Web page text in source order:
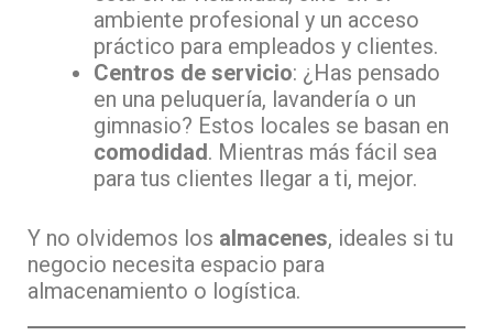
ambiente profesional y un acceso
práctico para empleados y clientes.
Centros de servicio: ¿Has pensado
en una peluquería, lavandería o un
gimnasio? Estos locales se basan en
comodidad. Mientras más fácil sea
para tus clientes llegar a ti, mejor.
Y no olvidemos los almacenes, ideales si tu
negocio necesita espacio para
almacenamiento o logística.